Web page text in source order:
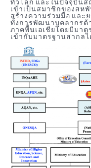
เข้าเป็นสมาชิกของสหพั
สร้างความร่วมมือ และ
ทั้งการพัฒนาบุคลากรด้
ภาคพื้นเอเชียโดยมีมาต
เข้ากับมาตรฐานสากล